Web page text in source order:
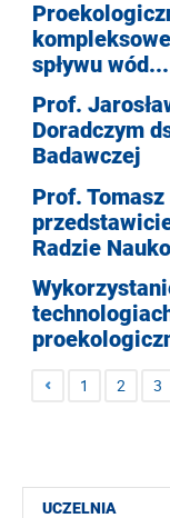
spływu wód...
Prof.
Doradczym
Badawczej
Prof.
Radzie
1 2 3
UCZELNIA